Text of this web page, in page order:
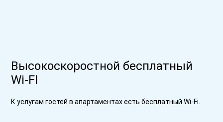
Высокоскоростной бесплатный
Wi-FI
К услугам гостей в апартаментах есть бесплатный Wi-Fi.